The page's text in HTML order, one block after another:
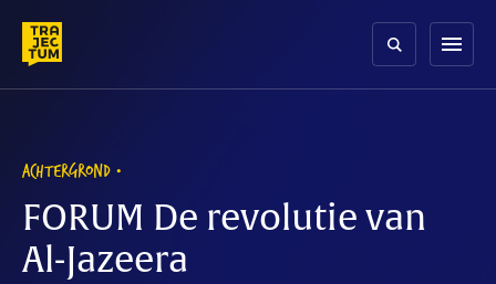
content
menu
ACHTERGROND
FORUM De revolutie van
Al-Jazeera